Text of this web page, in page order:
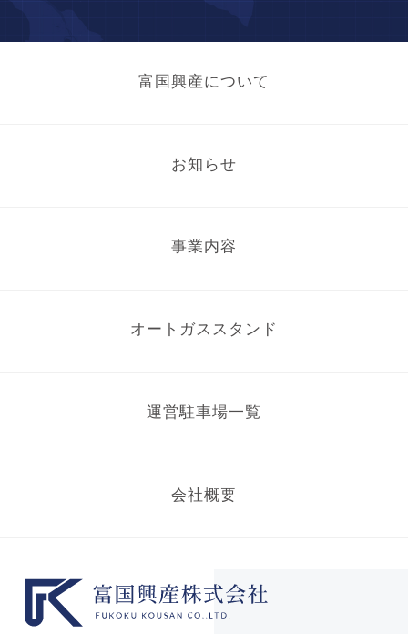
富国興産について
お知らせ
事業内容
オートガススタンド
運営駐車場一覧
会社概要